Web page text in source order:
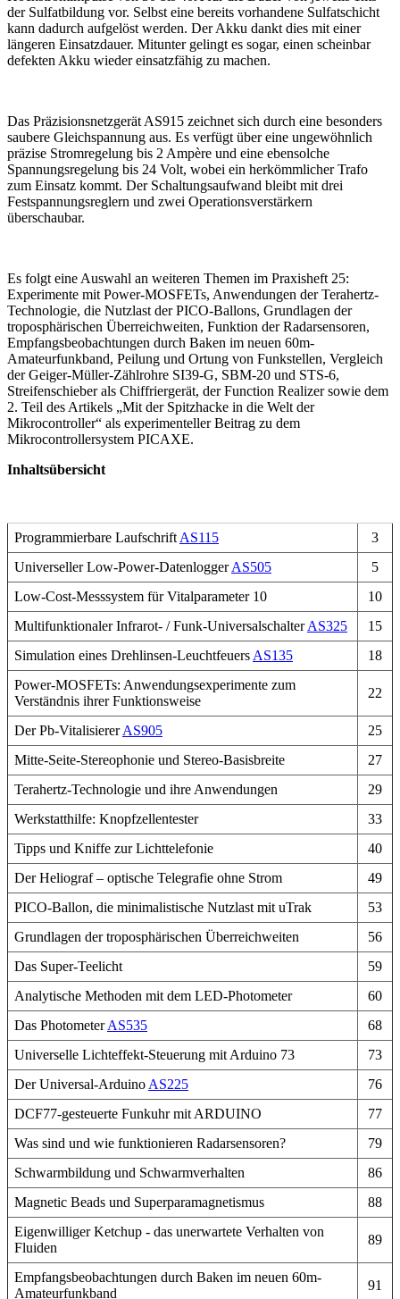
der Sulfatbildung vor. Selbst eine bereits vorhandene Sulfatschicht
kann dadurch aufgelöst werden. Der Akku dankt dies mit einer
längeren Einsatzdauer. Mitunter gelingt es sogar, einen scheinbar
defekten Akku wieder einsatzfähig zu machen.
Das Präzisionsnetzgerät AS915 zeichnet sich durch eine besonders
saubere Gleichspannung aus. Es verfügt über eine ungewöhnlich
präzise Stromregelung bis 2 Ampère und eine ebensolche
Spannungsregelung bis 24 Volt, wobei ein herkömmlicher Trafo
zum Einsatz kommt. Der Schaltungsaufwand bleibt mit drei
Festspannungsreglern und zwei Operationsverstärkern
überschaubar.
Es folgt eine Auswahl an weiteren Themen im Praxisheft 25:
Experimente mit Power-MOSFETs, Anwendungen der Terahertz-
Technologie, die Nutzlast der PICO-Ballons, Grundlagen der
troposphärischen Überreichweiten, Funktion der Radarsensoren,
Empfangsbeobachtungen durch Baken im neuen 60m-
Amateurfunkband, Peilung und Ortung von Funkstellen, Vergleich
der Geiger-Müller-Zählrohre SI39-G, SBM-20 und STS-6,
Streifenschieber als Chiffriergerät, der Function Realizer sowie dem
2. Teil des Artikels „Mit der Spitzhacke in die Welt der
Mikrocontroller“ als experimenteller Beitrag zu dem
Mikrocontrollersystem PICAXE.
Inhaltsübersicht
Programmierbare Laufschrift AS115
3
Universeller Low-Power-DatenloggerAS505
5
Low-Cost-Messsystem für Vitalparameter 10
10
Multifunktionaler Infrarot- / Funk-UniversalschalterAS325
15
Simulation eines Drehlinsen-Leuchtfeuers AS135
18
Power-MOSFETs: Anwendungsexperimente zum
Verständnis ihrer Funktionsweise
22
Der Pb-VitalisiererAS905
25
Mitte-Seite-Stereophonie und Stereo-Basisbreite
27
Terahertz-Technologie und ihre Anwendungen
29
Werkstatthilfe: Knopfzellentester
33
Tipps und Kniffe zur Lichttelefonie
40
Der Heliograf – optische Telegrafie ohne Strom
49
PICO-Ballon, die minimalistische Nutzlast mit uTrak
53
Grundlagen der troposphärischen Überreichweiten
56
Das Super-Teelicht
59
Analytische Methoden mit dem LED-Photometer
60
Das PhotometerAS535
68
Universelle Lichteffekt-Steuerung mit Arduino 73
73
Der Universal-Arduino AS225
76
DCF77-gesteuerte Funkuhr mit ARDUINO
77
Was sind und wie funktionieren Radarsensoren?
79
Schwarmbildung und Schwarmverhalten
86
Magnetic Beads und Superparamagnetismus
88
Eigenwilliger Ketchup - das unerwartete Verhalten von
Fluiden
89
Empfangsbeobachtungen durch Baken im neuen 60m-
Amateurfunkband
91